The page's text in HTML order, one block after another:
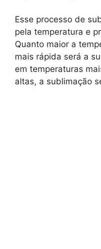
Esse processo de
pela temperatura e
Quanto maior a
mais rápida será a
em temperaturas
altas, a sublimação